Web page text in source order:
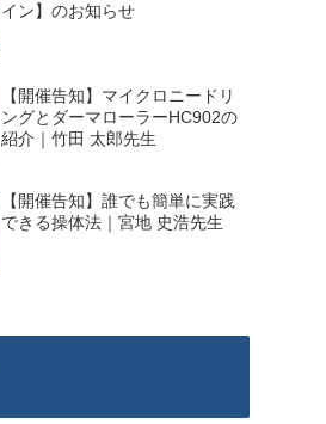
イン】のお知らせ
【開催告知】マイクロニードリ
ングとダーマローラーHC902の
紹介｜竹田 太郎先生
【開催告知】誰でも簡単に実践
できる操体法｜宮地 史浩先生